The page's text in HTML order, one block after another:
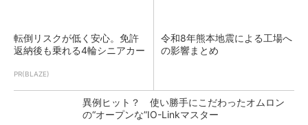
転倒リスクが低く安心。免許
返納後も乗れる4輪シニアカー
PR(BLAZE)
令和8年熊本地震による工場へ
の影響まとめ
異例ヒット？ 使い勝手にこだわったオムロン
の“オープンな”IO-Linkマスター